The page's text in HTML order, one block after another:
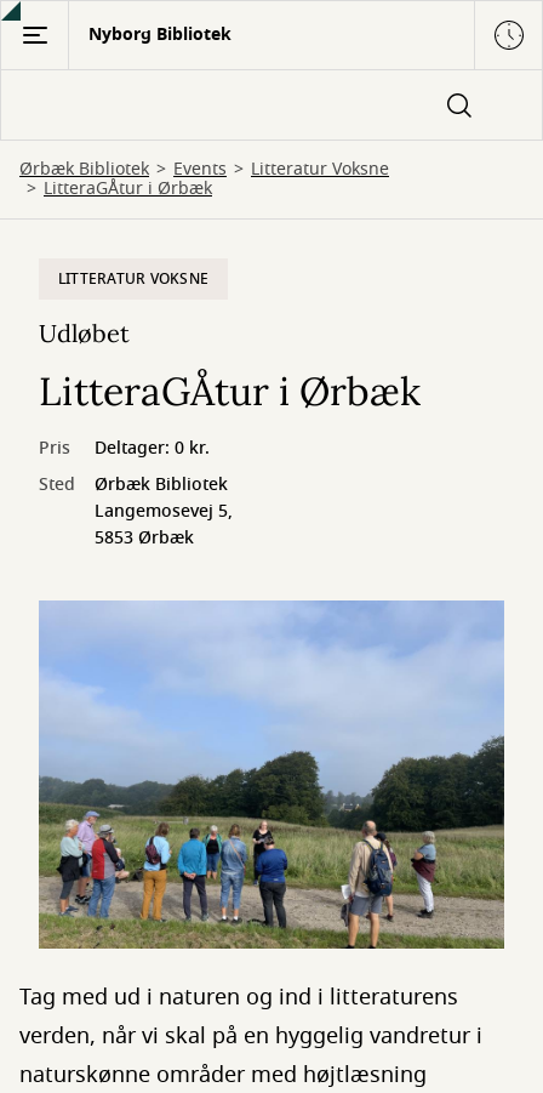
Gå
hovedindhold
Nyborg Bibliotek
Ørbæk Bibliotek Events Litteratur Voksne
LitteraGÅtur i Ørbæk
LITTERATUR VOKSNE
Udløbet
LitteraGÅtur i Ørbæk
Pris
Deltager: 0 kr.
Sted
Ørbæk Bibliotek
Langemosevej 5,
5853 Ørbæk
Tag med ud i naturen og ind i litteraturens
verden, når vi skal på en hyggelig vandretur i
naturskønne områder med højtlæsning